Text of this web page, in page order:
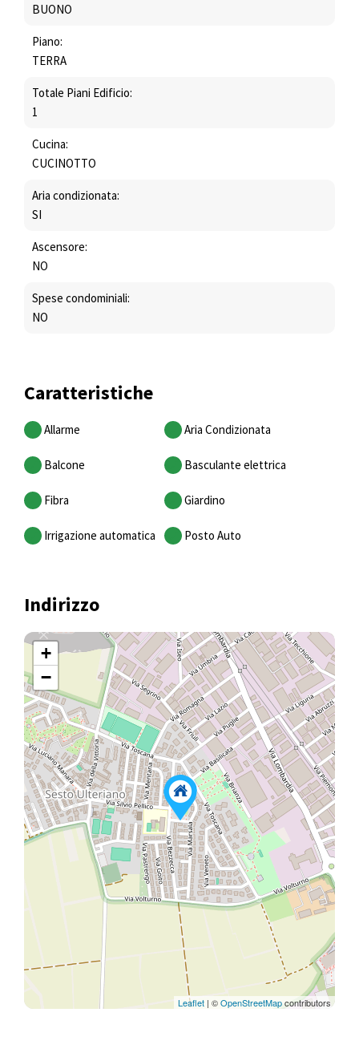
BUONO
Piano:
TERRA
Totale Piani Edificio:
1
Cucina:
CUCINOTTO
Aria condizionata:
SI
Ascensore:
NO
Spese condominiali:
NO
Caratteristiche
Allarme Aria Condizionata
Balcone Basculante elettrica
Fibra Giardino
Irrigazione automatica Posto Auto
Indirizzo
+
−
Leaflet | ©OpenStreetMapcontributors